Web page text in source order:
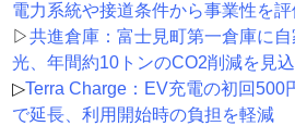
電力系統や接道条件から事業性を評
▷共進倉庫：富士見町第一倉庫に
光、年間約10トンのCO2削減を見
▷Terra Charge：EV充電の初回500
で延長、利用開始時の負担を軽減